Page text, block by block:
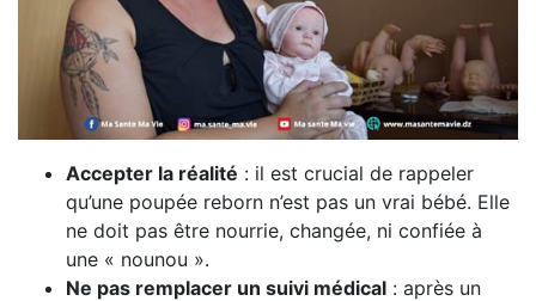
Accepter la réalité : il est crucial de rappeler
qu’une poupée reborn n’est pas un vrai bébé. Elle
ne doit pas être nourrie, changée, ni confiée à
une « nounou ».
Ne pas remplacer un suivi médical : après un